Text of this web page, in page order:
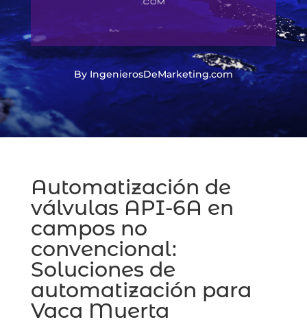
By IngenierosDeMarketing.com
Automatización de
válvulas API-6A en
campos no
convencional:
Soluciones de
automatización para
Vaca Muerta